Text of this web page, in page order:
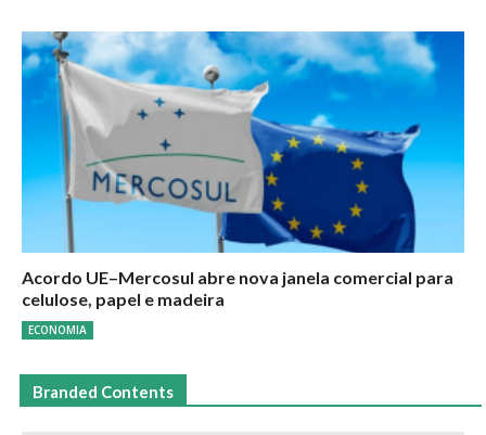
Acordo UE–Mercosul abre nova janela comercial para
celulose, papel e madeira
ECONOMIA
Branded Contents